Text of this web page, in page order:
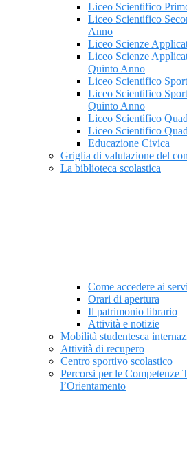
Liceo Scientifico
Liceo Scientifico
Anno
Liceo Scienze
Liceo Scienze
Quinto Anno
Liceo Scientifico
Liceo Scientifico
Quinto Anno
Liceo Scientifico
Liceo Scientifico
Educazione Civica
Griglia di valutazione del
La biblioteca scolastica
Come accedere ai
Orari di apertura
Il patrimonio librario
Attività e notizie
Mobilità studentesca
Attività di recupero
Centro sportivo scolastico
Percorsi per le Competenze
l’Orientamento